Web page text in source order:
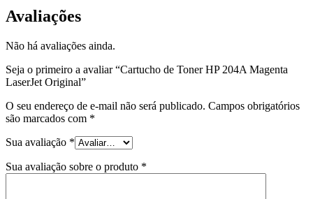
Avaliações
Não há avaliações ainda.
Seja o primeiro a avaliar “Cartucho de Toner HP 204A Magenta
LaserJet Original”
O seu endereço de e-mail não será publicado. Campos obrigatórios
são marcados com *
Sua avaliação *
Sua avaliação sobre o produto *